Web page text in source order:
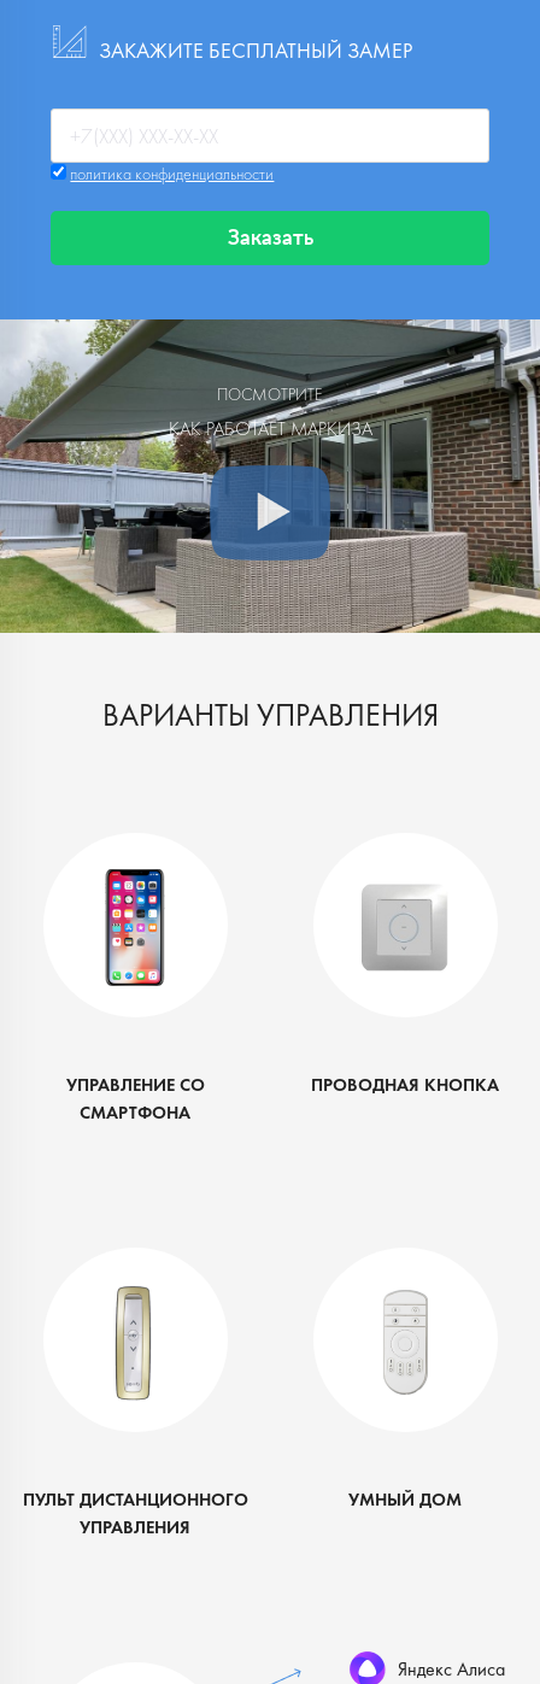
ЗАКАЖИТЕ БЕСПЛАТНЫЙ ЗАМЕР
политика конфиденциальности
Заказать
ПОСМОТРИТЕ
КАК РАБОТАЕТ МАРКИЗА
ВАРИАНТЫ УПРАВЛЕНИЯ
УПРАВЛЕНИЕ СО
СМАРТФОНА
ПРОВОДНАЯ КНОПКА
ПУЛЬТ ДИСТАНЦИОННОГО
УПРАВЛЕНИЯ
УМНЫЙ ДОМ